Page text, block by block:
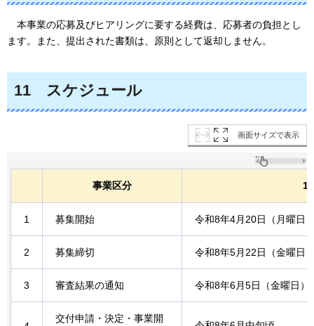
本事業の応募及びヒアリングに要する経費は、応募者の負担とし
ます。また、提出された書類は、原則として返却しません。
11 スケジュール
画面サイズで表示
事業区分 1
1 募集開始 令和8年4月20日（月曜日
2 募集締切 令和8年5月22日（金曜日
3 審査結果の通知 令和8年6月5日（金曜日）
交付申請・決定・事業開